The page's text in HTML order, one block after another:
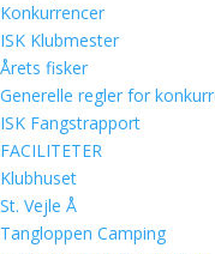
Konkurrencer
ISK Klubmester
Årets fisker
Generelle regler for
ISK Fangstrapport
FACILITETER
Klubhuset
St. Vejle Å
Tangloppen Camping